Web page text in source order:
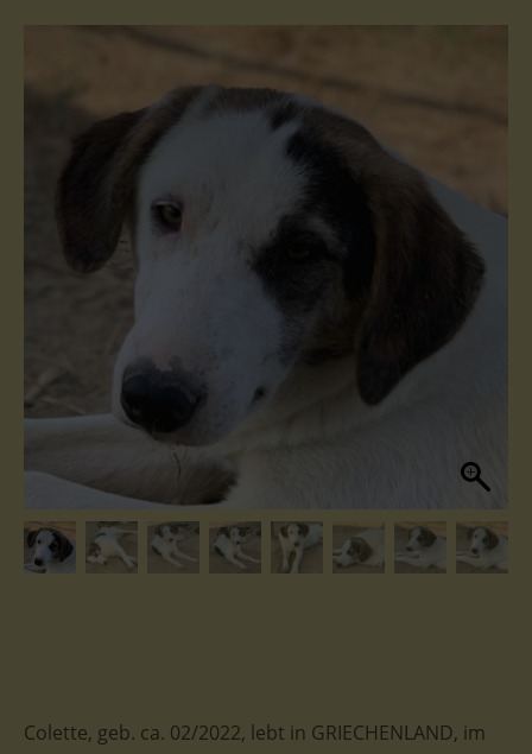
Colette, geb. ca. 02/2022, lebt in GRIECHENLAND, im